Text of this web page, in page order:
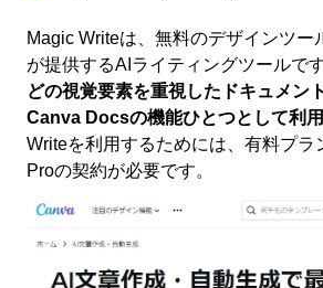
Magic Writeは、無料のデザインツー
が提供するAIライティングツールです
どの視覚要素を重視したドキュメン
Canva Docsの機能ひとつとして利用
Writeを利用するためには、有料プラ
Proの契約が必要です。